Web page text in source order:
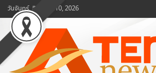
Skip
to
content
วันจันทร์, สิงหาคม 10, 2026